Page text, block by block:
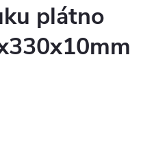
plátno